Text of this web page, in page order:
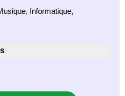
Informatique,